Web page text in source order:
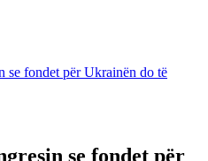
se fondet për Ukrainën do të
se fondet për